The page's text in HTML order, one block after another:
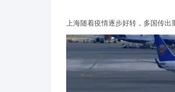
上海随着疫情逐步好转，多国传出